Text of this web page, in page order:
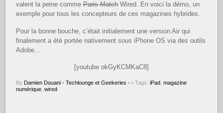
valent la peine commeParis-MatchWired. En voici la démo, un
exemple pour tous les concepteurs de ces magazines hybrides.
Pour la bonne bouche, c’était initialement une version Air qui
finalement a été portée nativement sous iPhone OS via des outils
Adobe…
[youtube okGyKCMKaC8]
By Damien Douani • Techlounge et Geekeries • • Tags:iPad ,magazine
numérique ,wired